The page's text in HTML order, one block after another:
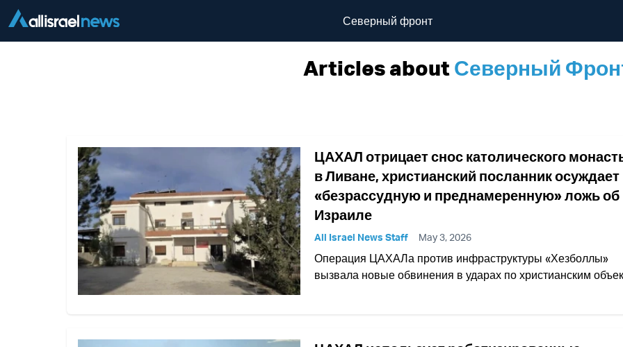
Северный фронт
Articles aboutСеверный
ЦАХАЛ отрицает снос католического
в Ливане, христианский посланник осуждает
«безрассудную и преднамеренную» ложь об
Израиле
All Israel News Staff May 3, 2026
Операция ЦАХАЛа против инфраструктуры «Хезболлы»
вызвала новые обвинения в ударах по христианским